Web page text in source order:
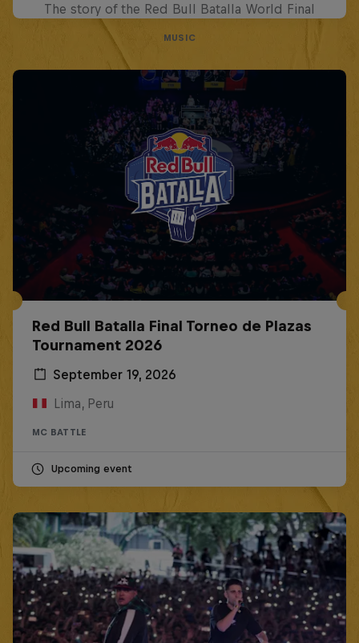
The story of the Red Bull Batalla World Final
MUSIC
Red Bull Batalla Final Torneo de Plazas
Tournament 2026
September 19, 2026
Lima, Peru
MC BATTLE
Upcoming event